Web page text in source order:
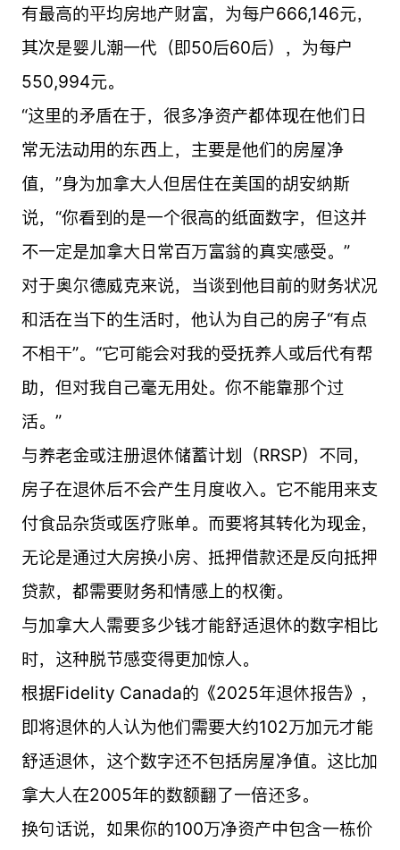
有最高的平均房地产财富，为每户666,146元，
其次是婴儿潮一代（即50后60后），为每户
550,994元。
“这里的矛盾在于，很多净资产都体现在他们日
常无法动用的东西上，主要是他们的房屋净
值，”身为加拿大人但居住在美国的胡安纳斯
说，“你看到的是一个很高的纸面数字，但这并
不一定是加拿大日常百万富翁的真实感受。”
对于奥尔德威克来说，当谈到他目前的财务状况
和活在当下的生活时，他认为自己的房子“有点
不相干”。“它可能会对我的受抚养人或后代有帮
助，但对我自己毫无用处。你不能靠那个过
活。”
与养老金或注册退休储蓄计划（RRSP）不同，
房子在退休后不会产生月度收入。它不能用来支
付食品杂货或医疗账单。而要将其转化为现金，
无论是通过大房换小房、抵押借款还是反向抵押
贷款，都需要财务和情感上的权衡。
与加拿大人需要多少钱才能舒适退休的数字相比
时，这种脱节感变得更加惊人。
根据Fidelity Canada的《2025年退休报告》，
即将退休的人认为他们需要大约102万加元才能
舒适退休，这个数字还不包括房屋净值。这比加
拿大人在2005年的数额翻了一倍还多。
换句话说，如果你的100万净资产中包含一栋价